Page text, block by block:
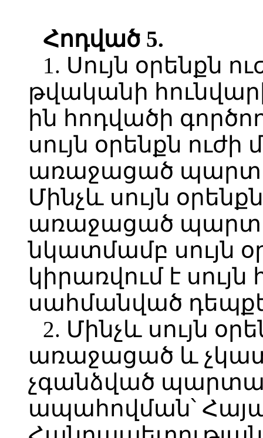
Հոդված 5.
1. Սույն օրենքն
թվականի
ին հոդվածի
սույն օրենքն ուժի
առաջացած
Մինչև սույն
առաջացած
նկատմամբ սույն
կիրառվում է
սահմանված
2. Մինչև սույն
առաջացած և
չգանձված
ապահովման՝